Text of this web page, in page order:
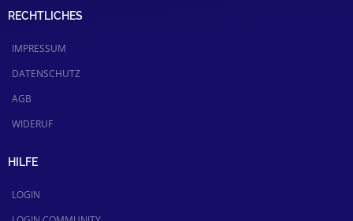
RECHTLICHES
IMPRESSUM
DATENSCHUTZ
AGB
WIDERUF
HILFE
LOGIN